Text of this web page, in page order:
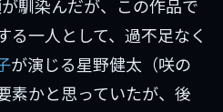
馴染んだが、この作品で
る一人として、過不足なく
が演じる星野健太（咲の
素かと思っていたが、後